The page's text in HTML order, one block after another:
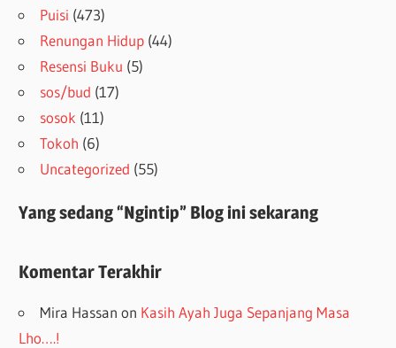
Puisi (473)
Renungan Hidup (44)
Resensi Buku (5)
sos/bud (17)
sosok (11)
Tokoh (6)
Uncategorized (55)
Yang sedang “Ngintip” Blog ini sekarang
Komentar Terakhir
Mira Hassan on Kasih Ayah Juga Sepanjang Masa
Lho….!